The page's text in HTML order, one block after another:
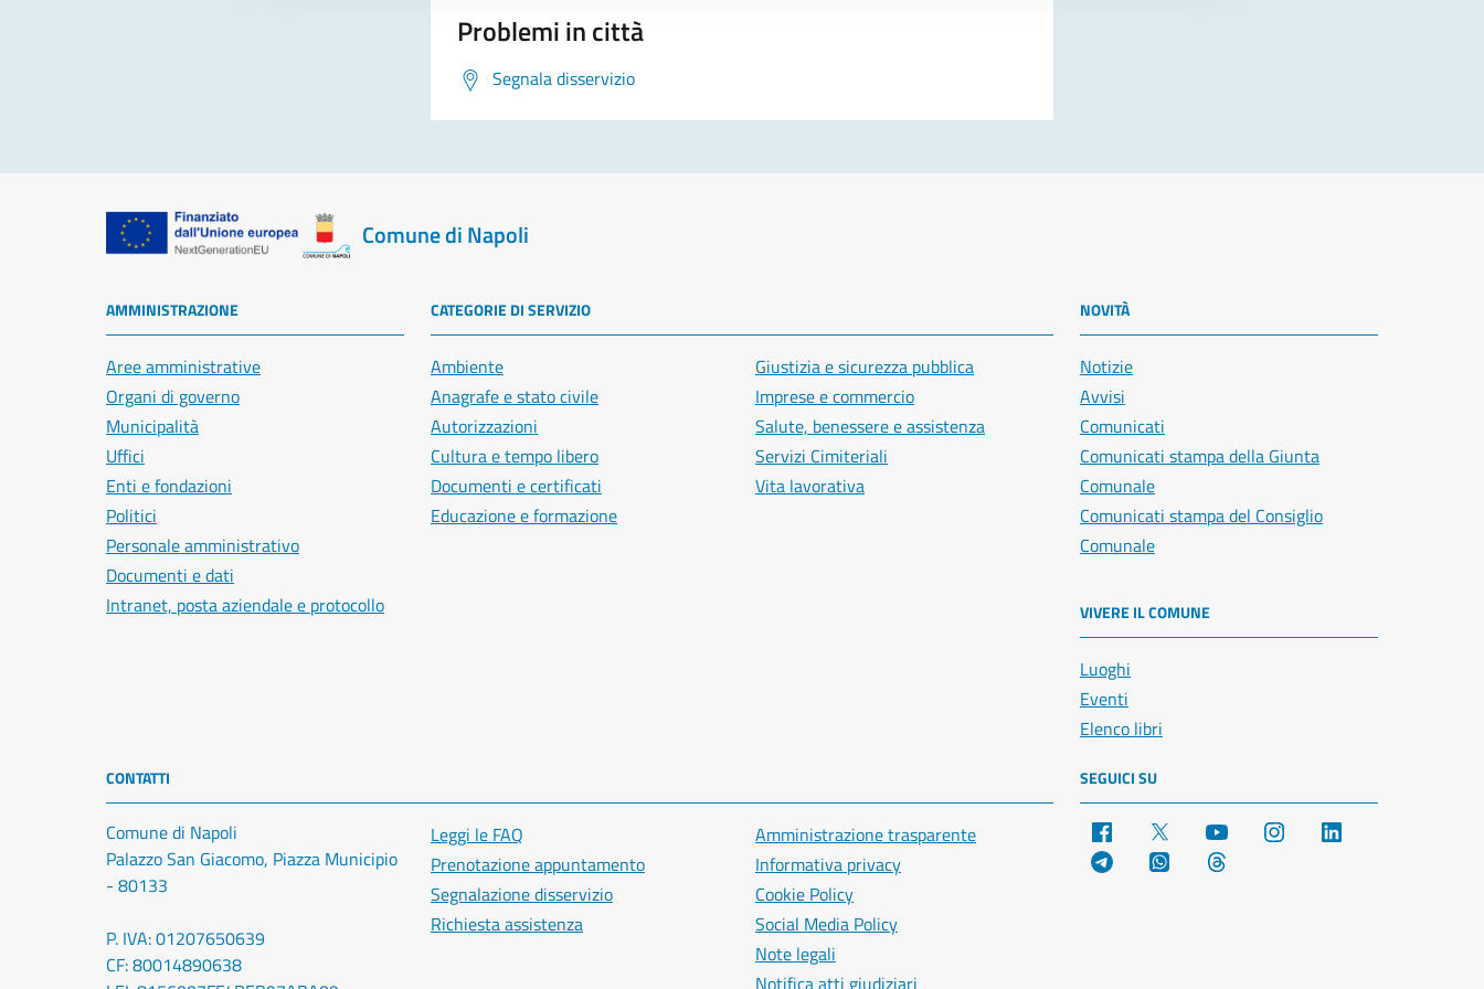
Problemi in città
Segnala disservizio
Comune di Napoli
AMMINISTRAZIONE
Aree amministrative
Organi di governo
Municipalità
Uffici
Enti e fondazioni
Politici
Personale amministrativo
Documenti e dati
Intranet, posta aziendale e protocollo
CATEGORIE DI SERVIZIO
Ambiente
Anagrafe e stato civile
Autorizzazioni
Cultura e tempo libero
Documenti e certificati
Educazione e formazione
Giustizia e sicurezza pubblica
Imprese e commercio
Salute, benessere e assistenza
Servizi Cimiteriali
Vita lavorativa
NOVITÀ
Notizie
Avvisi
Comunicati
Comunicati stampa della Giunta
Comunale
Comunicati stampa del Consiglio
Comunale
VIVERE IL COMUNE
Luoghi
Eventi
Elenco libri
CONTATTI
Comune di Napoli
Palazzo San Giacomo, Piazza Municipio
- 80133
P. IVA: 01207650639
CF: 80014890638
Leggi le FAQ
Prenotazione appuntamento
Segnalazione disservizio
Richiesta assistenza
Amministrazione trasparente
Informativa privacy
Cookie Policy
Social Media Policy
Note legali
SEGUICI SU
Facebook YouTube Instagram
Telegram WhatsApp